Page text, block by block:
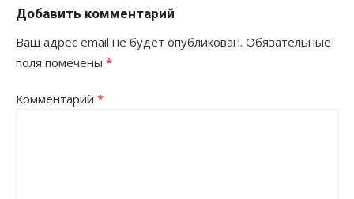
Добавить комментарий
Ваш адрес email не будет опубликован. Обязательные
поля помечены *
Комментарий *